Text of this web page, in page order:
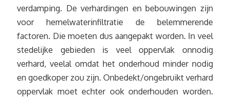
verdamping. De verhardingen en bebouwingen zijn
voor hemelwaterinfiltratie de belemmerende
factoren. Die moeten dus aangepakt worden. In veel
stedelijke gebieden is veel oppervlak onnodig
verhard, veelal omdat het onderhoud minder nodig
en goedkoper zou zijn. Onbedekt/ongebruikt verhard
oppervlak moet echter ook onderhouden worden.